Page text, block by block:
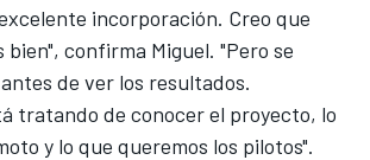
incorporación. Creo que
bien", confirma Miguel. "Pero se
de ver los resultados.
tratando de conocer el proyecto, lo
y lo que queremos los pilotos".